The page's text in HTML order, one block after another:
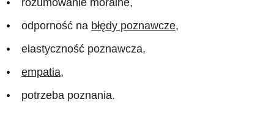
rozumowanie moralne,
odporność na błędy poznawcze,
elastyczność poznawcza,
empatia,
potrzeba poznania.